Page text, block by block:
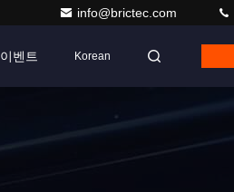
info@brictec.com
이벤트 Korean